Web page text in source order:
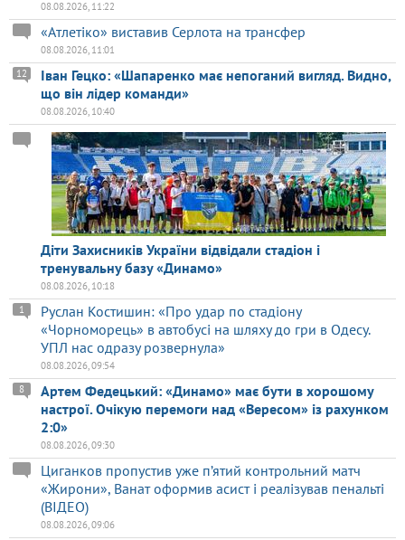
08.08.2026, 11:22
«Атлетіко» виставив Серлота на трансфер
08.08.2026, 11:01
Іван Гецко: «Шапаренко має непоганий вигляд. Видно,
що він лідер команди»
12
08.08.2026, 10:40
Діти Захисників України відвідали стадіон і
тренувальну базу «Динамо»
08.08.2026, 10:18
Руслан Костишин: «Про удар по стадіону
«Чорноморець» в автобусі на шляху до гри в Одесу.
УПЛ нас одразу розвернула»
1
08.08.2026, 09:54
Артем Федецький: «Динамо» має бути в хорошому
настрої. Очікую перемоги над «Вересом» із рахунком
2:0»
8
08.08.2026, 09:30
Циганков пропустив уже п’ятий контрольний матч
«Жирони», Ванат оформив асист і реалізував пенальті
(ВІДЕО)
08.08.2026, 09:06